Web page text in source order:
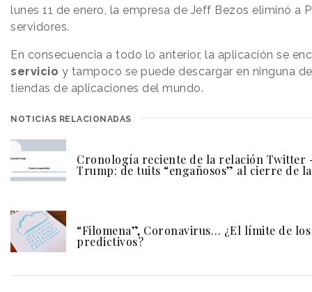
lunes 11 de enero, la empresa de Jeff Bezos eliminó a
servidores.
En consecuencia a todo lo anterior, la aplicación se
servicio y tampoco se puede descargar en ninguna
tiendas de aplicaciones del mundo.
NOTICIAS RELACIONADAS
Cronología reciente de la relación Twitter
Trump: de tuits “engañosos” al cierre de
“Filomena”, Coronavirus… ¿El límite de
predictivos?